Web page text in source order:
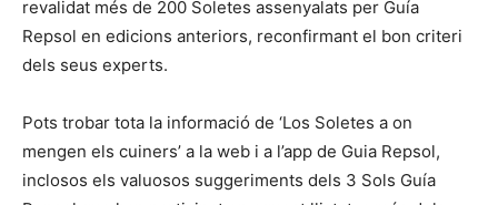
revalidat més de 200 Soletes assenyalats per Guía
Repsol en edicions anteriors, reconfirmant el bon criteri
dels seus experts.
Pots trobar tota la informació de ‘Los Soletes a on
mengen els cuiners’ a la web i a l’app de Guia Repsol,
inclosos els valuosos suggeriments dels 3 Sols Guía